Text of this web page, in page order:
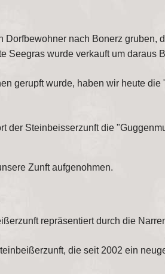
Dorfbewohner nach Bonerz
Seegras wurde verkauft um daraus
gerupft wurde, haben wir heute
der Steinbeisserzunft die
Zunft aufgenohmen.
repräsentiert durch die
die seit 2002 ein